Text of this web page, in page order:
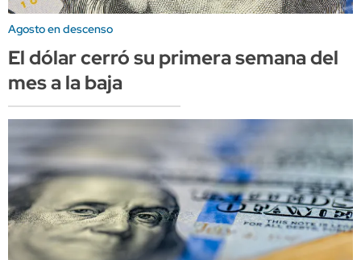
Agosto en descenso
El dólar cerró su primera semana del
mes a la baja